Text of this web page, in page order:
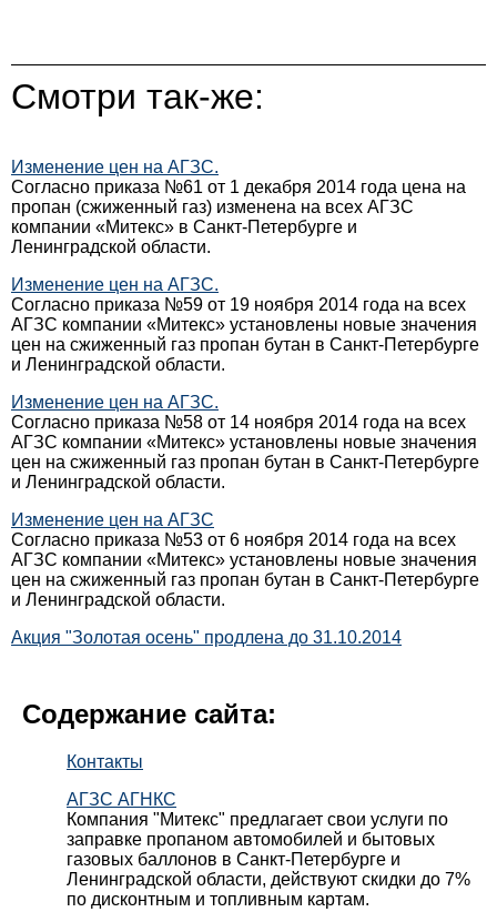
Смотри так-же:
Изменение цен на АГЗС.
Согласно приказа №61 от 1 декабря 2014 года цена на
пропан (сжиженный газ) изменена на всех АГЗС
компании «Митекс» в Санкт-Петербурге и
Ленинградской области.
Изменение цен на АГЗС.
Согласно приказа №59 от 19 ноября 2014 года на всех
АГЗС компании «Митекс» установлены новые значения
цен на сжиженный газ пропан бутан в Санкт-Петербурге
и Ленинградской области.
Изменение цен на АГЗС.
Согласно приказа №58 от 14 ноября 2014 года на всех
АГЗС компании «Митекс» установлены новые значения
цен на сжиженный газ пропан бутан в Санкт-Петербурге
и Ленинградской области.
Изменение цен на АГЗС
Согласно приказа №53 от 6 ноября 2014 года на всех
АГЗС компании «Митекс» установлены новые значения
цен на сжиженный газ пропан бутан в Санкт-Петербурге
и Ленинградской области.
Акция "Золотая осень" продлена до 31.10.2014
Содержание сайта:
Контакты
АГЗС АГНКС
Компания "Митекс" предлагает свои услуги по
заправке пропаном автомобилей и бытовых
газовых баллонов в Санкт-Петербурге и
Ленинградской области, действуют скидки до 7%
по дисконтным и топливным картам.